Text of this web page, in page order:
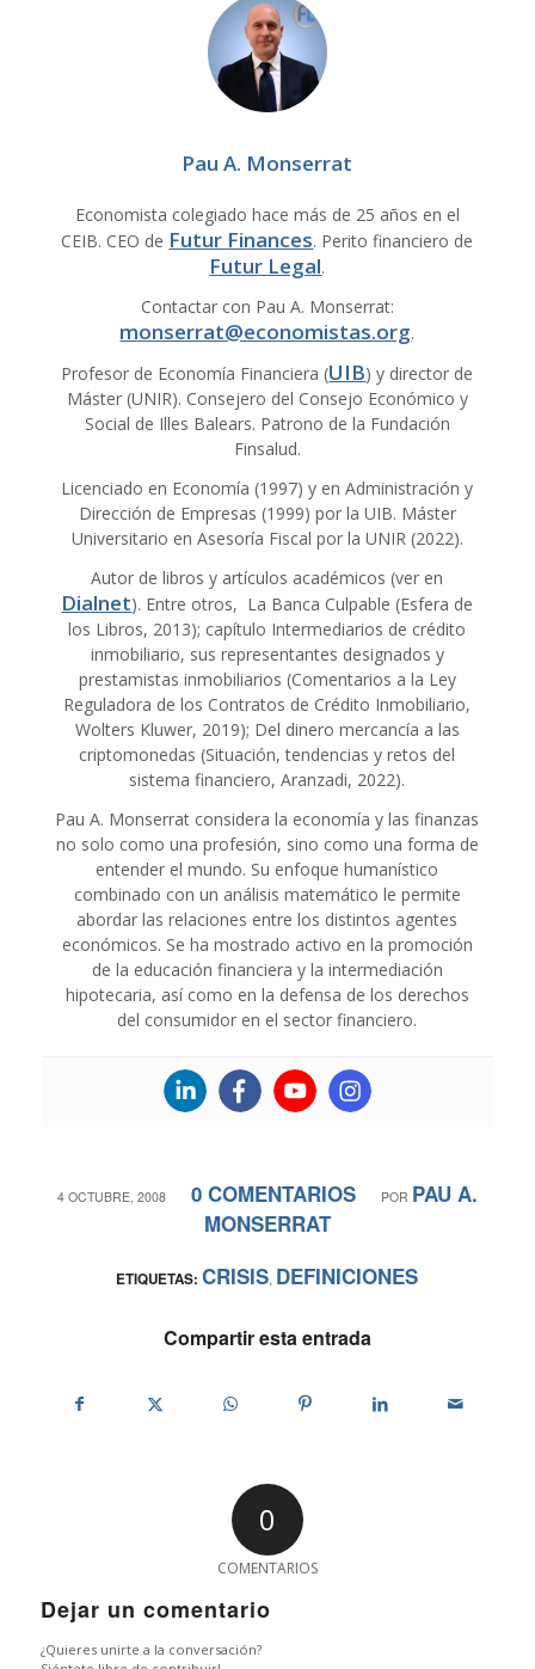
Pau A. Monserrat
Economista colegiado hace más de 25 años en el
CEIB. CEO de Futur Finances. Perito financiero de
Futur Legal.
Contactar con Pau A. Monserrat:
monserrat@economistas.org.
Profesor de Economía Financiera (UIB) y director de
Máster (UNIR). Consejero del Consejo Económico y
Social de Illes Balears. Patrono de la Fundación
Finsalud.
Licenciado en Economía (1997) y en Administración y
Dirección de Empresas (1999) por la UIB. Máster
Universitario en Asesoría Fiscal por la UNIR (2022).
Autor de libros y artículos académicos (ver en
Dialnet). Entre otros, La Banca Culpable (Esfera de
los Libros, 2013); capítulo Intermediarios de crédito
inmobiliario, sus representantes designados y
prestamistas inmobiliarios (Comentarios a la Ley
Reguladora de los Contratos de Crédito Inmobiliario,
Wolters Kluwer, 2019); Del dinero mercancía a las
criptomonedas (Situación, tendencias y retos del
sistema financiero, Aranzadi, 2022).
Pau A. Monserrat considera la economía y las finanzas
no solo como una profesión, sino como una forma de
entender el mundo. Su enfoque humanístico
combinado con un análisis matemático le permite
abordar las relaciones entre los distintos agentes
económicos. Se ha mostrado activo en la promoción
de la educación financiera y la intermediación
hipotecaria, así como en la defensa de los derechos
del consumidor en el sector financiero.
4 OCTUBRE, 2008
/ 0 COMENTARIOS
/ POR PAU A.
MONSERRAT
ETIQUETAS: CRISIS, DEFINICIONES
Compartir esta entrada
0
COMENTARIOS
Dejar un comentario
¿Quieres unirte a la conversación?